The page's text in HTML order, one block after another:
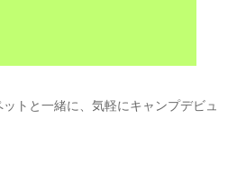
トと一緒に、気軽にキャンプデビュ